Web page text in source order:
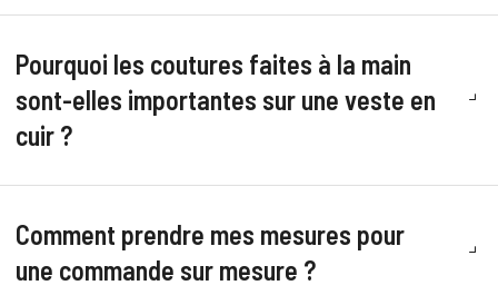
Pourquoi les coutures faites à la main
sont-elles importantes sur une veste en
cuir ?
Comment prendre mes mesures pour
une commande sur mesure ?